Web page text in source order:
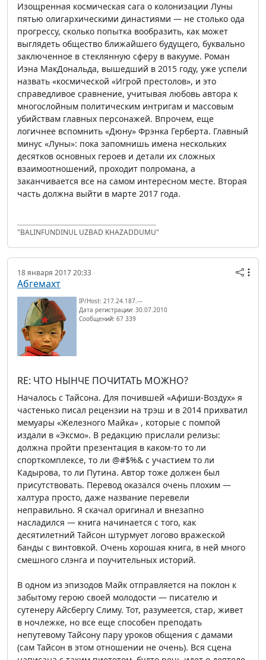
Изощренная космическая сага о колонизации Луны
пятью олигархическими династиями — не столько ода
прогрессу, сколько попытка вообразить, как может
выглядеть общество ближайшего будущего, буквально
заключенное в стеклянную сферу в вакууме. Роман
Иэна МакДональда, вышедший в 2015 году, уже успели
назвать «космической «Игрой престолов», и это
справедливое сравнение, учитывая любовь автора к
многослойным политическим интригам и массовым
убийствам главных персонажей. Впрочем, еще
логичнее вспомнить «Дюну» Фрэнка Герберта. Главный
минус «Луны»: пока запомнишь имена нескольких
десятков основных героев и детали их сложных
взаимоотношений, проходит полромана, а
заканчивается все на самом интересном месте. Вторая
часть должна выйти в марте 2017 года.
"BALINFUNDINUL UZBAD KHAZADDUMU"
18 января 2017 20:33
Абгемахт
IP/Host: 217.24.187.---
Дата регистрации: 30.07.2010
Сообщений: 67 339
RE: ЧТО НЫНЧЕ ПОЧИТАТЬ МОЖНО?
Началось с Тайсона. Для почившей «Афиши-Воздух» я
частенько писал рецензии на трэш и в 2014 прихватил
мемуары «Железного Майка» , которые с помпой
издали в «Эксмо». В редакцию прислали релизы:
должна пройти презентация в каком-то то ли
спорткомплексе, то ли @#$%& с участием то ли
Кадырова, то ли Путина. Автор тоже должен был
присутствовать. Перевод оказался очень плохим —
халтура просто, даже название перевели
неправильно. Я скачал оригинал и внезапно
насладился — книга начинается с того, как
десятилетний Тайсон штурмует логово вражеской
банды с винтовкой. Очень хорошая книга, в ней много
смешного слэнга и поучительных историй.
В одном из эпизодов Майк отправляется на поклон к
забытому герою своей молодости — писателю и
сутенеру Айсбергу Слиму. Тот, разумеется, стар, живет
в ночлежке, но все еще способен преподать
непутевому Тайсону пару уроков общения с дамами
(сам Тайсон в этом отношении не очень). Вся сцена